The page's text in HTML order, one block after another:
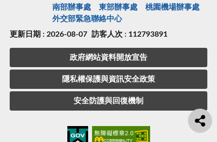
南部辦事處
東部辦事處
桃園機場辦事處
外交部緊急聯絡中⼼
更新日期 : 2026-08-07 訪客人次 : 112793891
政府網站資料開放宣告
隱私權保護與資訊安全政策
安全防護與回復機制